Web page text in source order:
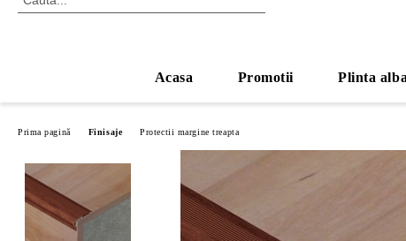
Acasa Promotii Plinta alba
Prima pagină Finisaje Protectii margine treapta